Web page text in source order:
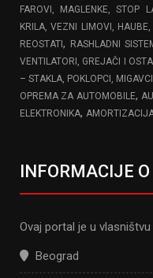
FAROVI, MAGLENKE, STOP
KRILA, VEZNI LIMOVI,
REOSTATI ,
RASHLADNI
VENTILATORI, GREJAČI I
– STAKLA, POKLOPCI, MIGAVCI
OPREMA ZA AUTOMOBILE,
ELEKTRONIKA,
INFORMACIJE
Ovaj portal je u
Beograd